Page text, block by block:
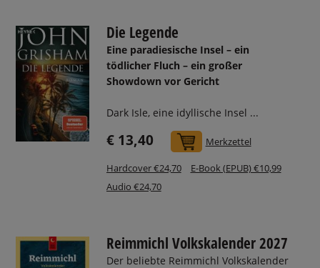
Die Legende
Eine paradiesische Insel – ein
tödlicher Fluch – ein großer
Showdown vor Gericht
Dark Isle, eine idyllische Insel ...
€ 13,40 In den Warenkorb
Merkzettel
Hardcover €24,70
E-Book (EPUB) €10,99
Audio €24,70
Reimmichl Volkskalender 2027
Der beliebte Reimmichl Volkskalender